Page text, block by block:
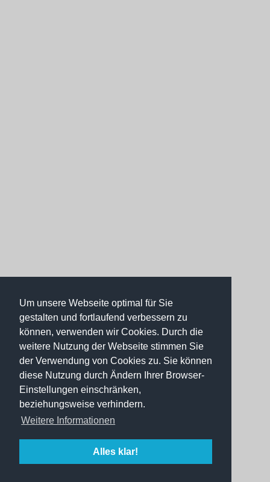
Um unsere Webseite optimal für Sie
gestalten und fortlaufend verbessern zu
können, verwenden wir Cookies. Durch die
weitere Nutzung der Webseite stimmen Sie
der Verwendung von Cookies zu. Sie können
diese Nutzung durch Ändern Ihrer Browser-
Einstellungen einschränken,
beziehungsweise verhindern.
Weitere Informationen
Alles klar!